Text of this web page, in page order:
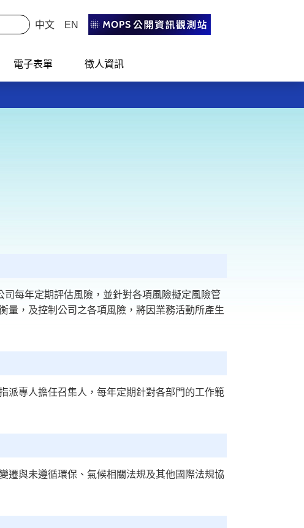
中文 EN
電子表單
徵人資訊
好生活！
生活！
每年定期評估風險，並針對各項風險擬定風險管
量，及控制公司之各項風險，將因業務活動所產生
派專人擔任召集人，每年定期針對各部門的工作範
遷與未遵循環保、氣候相關法規及其他國際法規協